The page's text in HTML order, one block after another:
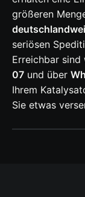
größeren
seriösen
Erreichbar
07 und über
Ihrem
Sie etwas